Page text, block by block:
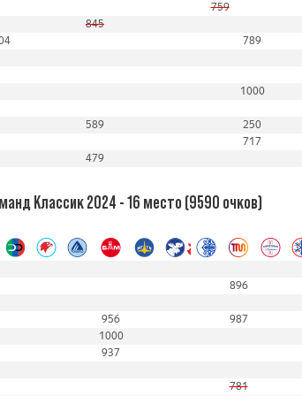
759
845
789
1000
589
250
717
479
Классик 2024 - 16 место (9590 очков)
896
956
987
1000
937
781